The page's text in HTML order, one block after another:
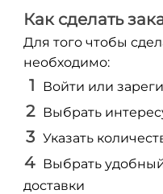
Как сделать
Для того чтобы
необходимо:
Войти или
Выбрать
Указать
Выбрать
доставки